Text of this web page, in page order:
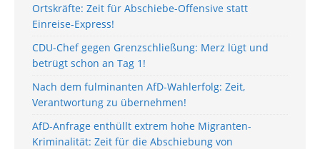
Ortskräfte: Zeit für Abschiebe-Offensive statt
Einreise-Express!
CDU-Chef gegen Grenzschließung: Merz lügt und
betrügt schon an Tag 1!
Nach dem fulminanten AfD-Wahlerfolg: Zeit,
Verantwortung zu übernehmen!
AfD-Anfrage enthüllt extrem hohe Migranten-
Kriminalität: Zeit für die Abschiebung von